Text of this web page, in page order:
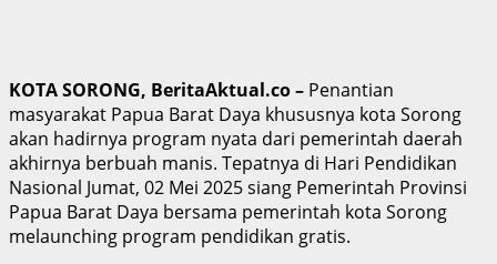
KOTA SORONG, BeritaAktual.co – Penantian
masyarakat Papua Barat Daya khususnya kota Sorong
akan hadirnya program nyata dari pemerintah daerah
akhirnya berbuah manis. Tepatnya di Hari Pendidikan
Nasional Jumat, 02 Mei 2025 siang Pemerintah Provinsi
Papua Barat Daya bersama pemerintah kota Sorong
melaunching program pendidikan gratis.